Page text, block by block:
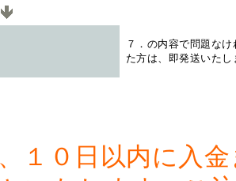
７．の内容で問題な
た方は、即発送いたし
１０日以内に入